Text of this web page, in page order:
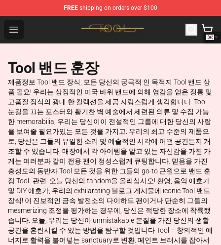
FREE shipping on orders over $100
Open menu
Tool Store - Official Tool Merchandise Shop
Tool 밴드 훈장
제품정보 Tool 밴드 장식, 모든 당신의 궁극적 인 목적지 Tool 밴드 상
품 필요! 우리는 상징적인 미국 바위 밴드에 의해 영감을 얻은 정통 및
고품질 장식의 광대 한 컬렉션을 제공 자랑스럽게 생각합니다. Tool·
눈길을 끄는 포스터와 활기찬 벽 예술에서 세련된 의류 및 수집 가능
한 memorabilia, 우리는 당신이이 전설적인 그룹에 대한 당신의 사랑
을 보여줄 필요가있는 모든 것을 가지고. 우리의 최고 수준의 제품으
로, 당신은 그들의 유일한 소리 및 예술적인 시각에 어떤 공간든지 개
조할 수 있습니다. 매장에서 각 아이템을 알고 있는 자신감을 가진 가
게는 여러분과 같이 전용 팬이 정성스럽게 큐팅합니다. 믿음을 가진
충성도의 동반자 Tool 모든 것을 위한 그들의 go-to 근원으로 밴드 훈
장 Tool- 관련. 오늘 당신의 fandom을 올리십시오! 환영, 음악 애호가
및 DIY 애호가, 우리의 exhilarating 블로그 게시물에 iconic Tool 밴드
장식! 이 진보적인 금속 발전소의 다이하드 팬이거나 단순히 그들의
mesmerizing 조정을 평가하는 경우에, 당신은 적당한 장소에 착륙했
습니다. 오늘, 우리는 당신이 unmistakable 본질을 가진 당신의 생활
공간을 혼란시킬 수 있는 방법을 탐구할 것입니다 Tool – 창의적인 에
너지로 활력을 불어넣는 sanctuary로 변환. 페인트 브러시를 잡아서